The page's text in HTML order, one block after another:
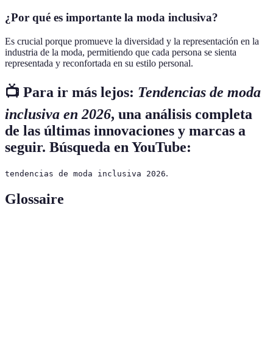
¿Por qué es importante la moda inclusiva?
Es crucial porque promueve la diversidad y la representación en la
industria de la moda, permitiendo que cada persona se sienta
representada y reconfortada en su estilo personal.
📺 Para ir más lejos: Tendencias de moda
inclusiva en 2026, una análisis completa
de las últimas innovaciones y marcas a
seguir. Búsqueda en YouTube:
tendencias de moda inclusiva 2026.
Glossaire